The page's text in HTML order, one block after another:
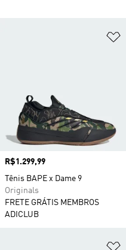
Preço
R$1.299,99
Tênis BAPE x Dame 9
Originals
FRETE GRÁTIS MEMBROS
ADICLUB